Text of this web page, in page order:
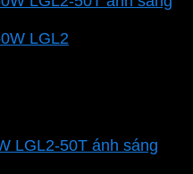
₫.
LGL2-50T ánh sáng